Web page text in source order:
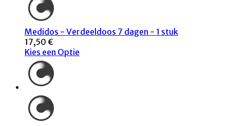
Medidos - Verdeeldoos 7 dagen - 1 stuk
17,50 €
Kies een Optie